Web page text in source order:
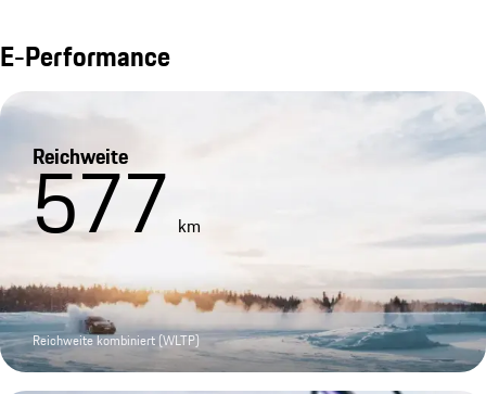
E-Performance
Reichweite
577 km
Reichweite kombiniert (WLTP)